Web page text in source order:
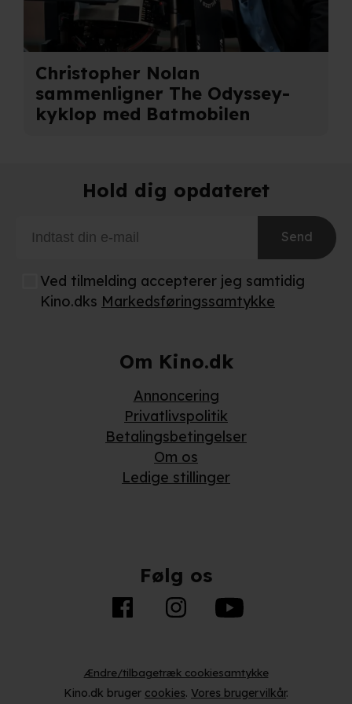
Christopher Nolan
sammenligner The Odyssey-
kyklop med Batmobilen
Hold dig opdateret
Send
Ved tilmelding accepterer jeg samtidig
Kino.dks Markedsføringssamtykke
Om Kino.dk
Annoncering
Privatlivspolitik
Betalingsbetingelser
Om os
Ledige stillinger
Følg os
Ændre/tilbagetræk cookiesamtykke
Kino.dk bruger cookies. Vores brugervilkår.